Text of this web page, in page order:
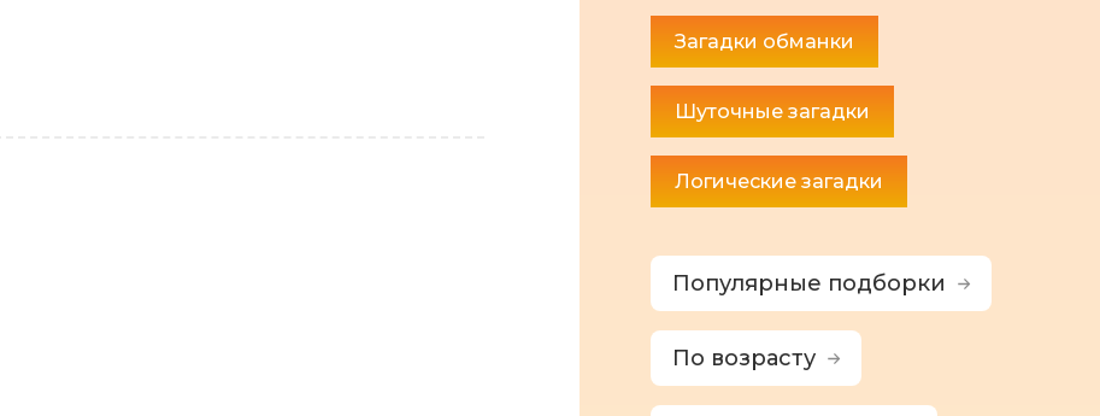
Загадки обманки
Шуточные загадки
Логические загадки
Популярные подборки
По возрасту